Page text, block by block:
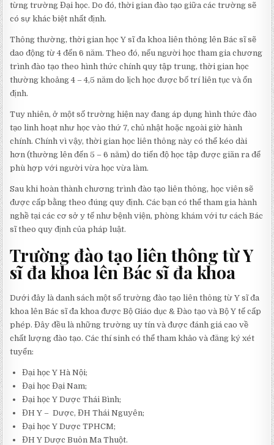
từng trường Đại học. Do đó, thời gian đào tạo giữa các trường sẽ
có sự khác biệt nhất định.
Thông thường, thời gian học Y sĩ đa khoa liên thông lên Bác sĩ sẽ
dao động từ 4 đến 6 năm. Theo đó, nếu người học tham gia chương
trình đào tạo theo hình thức chính quy tập trung, thời gian học
thường khoảng 4 – 4,5 năm do lịch học được bố trí liên tục và ổn
định.
Tuy nhiên, ở một số trường hiện nay đang áp dụng hình thức đào
tạo linh hoạt như học vào thứ 7, chủ nhật hoặc ngoài giờ hành
chính. Chính vì vậy, thời gian học liên thông này có thể kéo dài
hơn (thường lên đến 5 – 6 năm) do tiến độ học tập được giãn ra để
phù hợp với người vừa học vừa làm.
Sau khi hoàn thành chương trình đào tạo liên thông, học viên sẽ
được cấp bằng theo đúng quy định. Các bạn có thể tham gia hành
nghề tại các cơ sở y tế như bệnh viện, phòng khám với tư cách Bác
sĩ theo quy định của pháp luật.
Trường đào tạo liên thông từ Y
sĩ đa khoa lên Bác sĩ đa khoa
Dưới đây là danh sách một số trường đào tạo liên thông từ Y sĩ đa
khoa lên Bác sĩ đa khoa được Bộ Giáo dục & Đào tạo và Bộ Y tế cấp
phép. Đây đều là những trường uy tín và được đánh giá cao về
chất lượng đào tạo. Các thí sinh có thể tham khảo và đăng ký xét
tuyển:
Đại học Y Hà Nội;
Đại học Đại Nam;
Đại học Y Dược Thái Bình;
ĐH Y – Dược, ĐH Thái Nguyên;
Đại học Y Dược TPHCM;
ĐH Y Dược Buôn Ma Thuột.